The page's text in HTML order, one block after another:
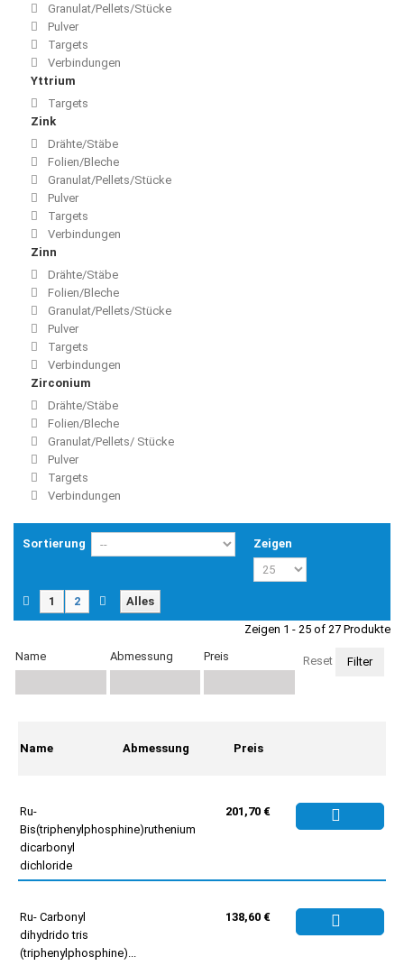
Granulat/Pellets/Stücke
Pulver
Targets
Verbindungen
Yttrium
Targets
Zink
Drähte/Stäbe
Folien/Bleche
Granulat/Pellets/Stücke
Pulver
Targets
Verbindungen
Zinn
Drähte/Stäbe
Folien/Bleche
Granulat/Pellets/Stücke
Pulver
Targets
Verbindungen
Zirconium
Drähte/Stäbe
Folien/Bleche
Granulat/Pellets/ Stücke
Pulver
Targets
Verbindungen
Sortierung Zeigen
Alles
1 2
Zeigen 1 - 25 of 27 Produkte
Name
Abmessung Preis Reset
Name Abmessung Preis
Ru-
Bis(triphenylphosphine)ruthenium
dicarbonyl
dichloride
201,70 €
Ru- Carbonyl
dihydrido tris
(triphenylphosphine)...
138,60 €